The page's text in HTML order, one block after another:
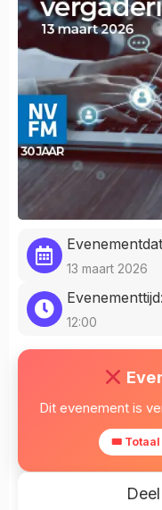
13 maart 2026
Evenementtijd:
12:00
Dit evenement is
🎟 Totaal